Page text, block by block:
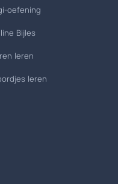
oefening
Bijles
leren
leren